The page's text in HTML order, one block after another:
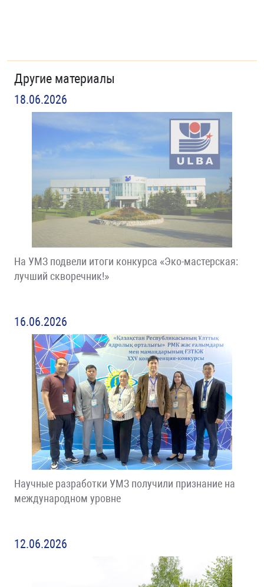
Другие материалы
18.06.2026
На УМЗ подвели итоги конкурса «Эко-мастерская:
лучший скворечник!»
16.06.2026
Научные разработки УМЗ получили признание на
международном уровне
12.06.2026